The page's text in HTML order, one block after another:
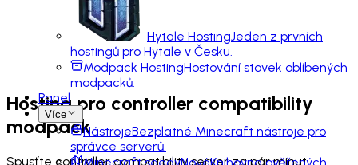
Hytale HostingJeden z prvních
hostingů pro Hytale v Česku.
Modpack HostingHostování stovek oblíbených
modpacků.
Panel
Více
NástrojeBezplatné Minecraft nástroje pro
správce serverů.
Hosting pro controller compatibility
modpack
Spusťte controller compatibility server za pár minut.